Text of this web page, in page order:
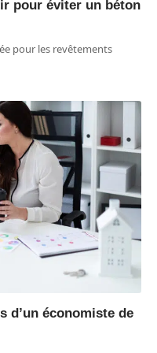
pour éviter un béton
pour les revêtements
d’un économiste de